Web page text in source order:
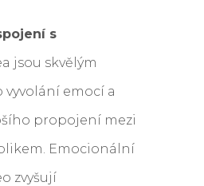
s
jsou skvělým
emocí a
propojení mezi
Emocionální
zvyšují